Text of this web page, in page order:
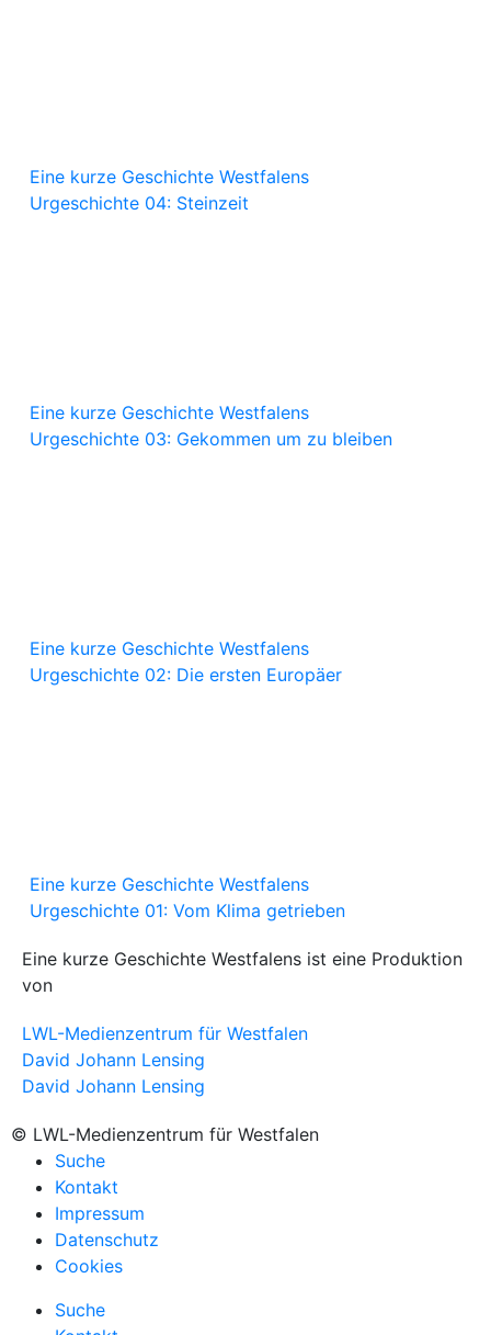
Eine kurze Geschichte Westfalens
Urgeschichte 04: Steinzeit
Eine kurze Geschichte Westfalens
Urgeschichte 03: Gekommen um zu bleiben
Eine kurze Geschichte Westfalens
Urgeschichte 02: Die ersten Europäer
Eine kurze Geschichte Westfalens
Urgeschichte 01: Vom Klima getrieben
Eine kurze Geschichte Westfalens ist eine Produktion
von
LWL-Medienzentrum für Westfalen
David Johann Lensing
David Johann Lensing
© LWL-Medienzentrum für Westfalen
Suche
Kontakt
Impressum
Datenschutz
Cookies
Suche